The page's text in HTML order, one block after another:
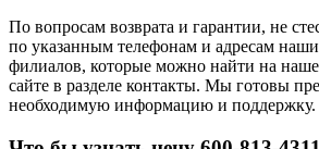
По вопросам возврата и гарантии, не
по указанным телефонам и адресам
филиалов, которые можно найти на
сайте в разделе контакты. Мы готовы
необходимую информацию и поддержку.